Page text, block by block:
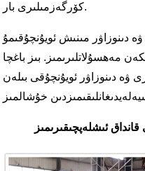
كۆرگەزمىلىرى بار.
ۋە دىنوزاۋر مىنىش ئويۇنچۇقىمۇ
مەھسۇلاتلىرىمىز. بىز باغچا
ۋە دىنوزاۋر ئويۇنچۇقى بىلەن
قانداق ئىشلەپچىقىرىمىز